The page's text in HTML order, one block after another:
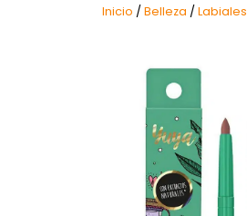
Inicio / Belleza / Labiales